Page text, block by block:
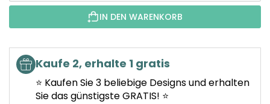
IN DEN WARENKORB
Kaufe 2, erhalte 1 gratis
⭐ Kaufen Sie 3 beliebige Designs und erhalten
Sie das günstigste GRATIS! ⭐